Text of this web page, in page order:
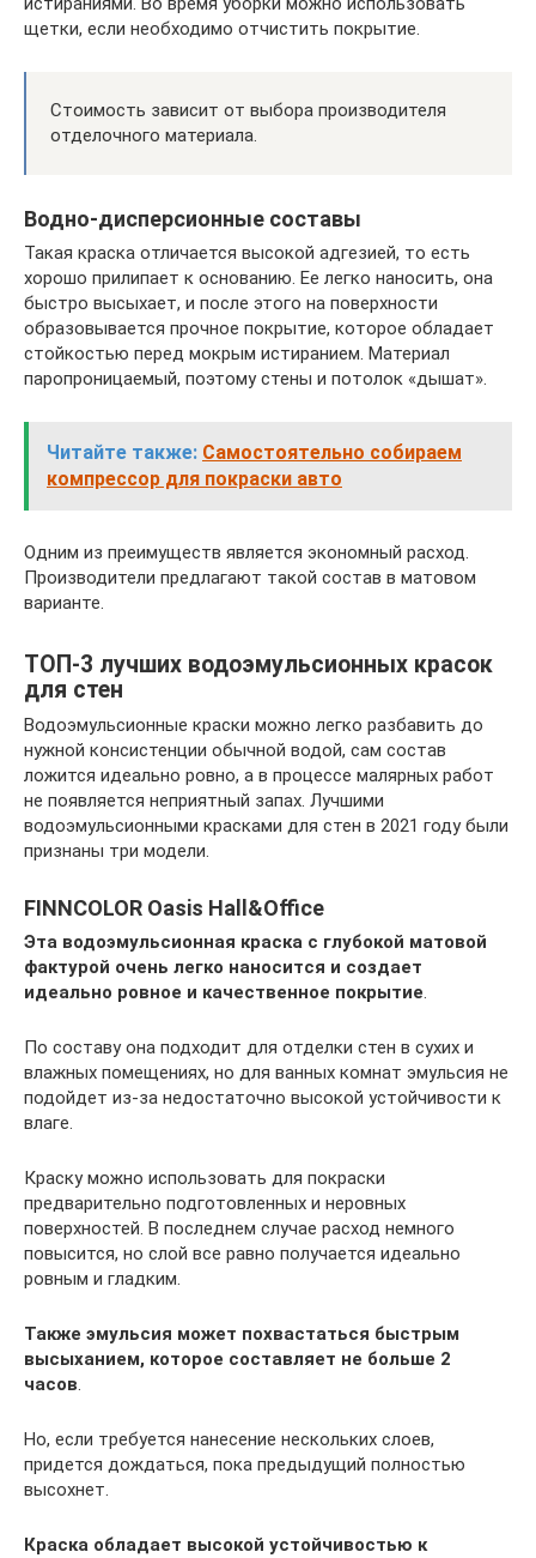
щетки, если необходимо отчистить покрытие.
Стоимость зависит от выбора производителя
отделочного материала.
Водно-дисперсионные составы
Такая краска отличается высокой адгезией, то есть
хорошо прилипает к основанию. Ее легко наносить, она
быстро высыхает, и после этого на поверхности
образовывается прочное покрытие, которое обладает
стойкостью перед мокрым истиранием. Материал
паропроницаемый, поэтому стены и потолок «дышат».
Читайте также: Самостоятельно собираем
компрессор для покраски авто
Одним из преимуществ является экономный расход.
Производители предлагают такой состав в матовом
варианте.
ТОП-3 лучших водоэмульсионных красок
для стен
Водоэмульсионные краски можно легко разбавить до
нужной консистенции обычной водой, сам состав
ложится идеально ровно, а в процессе малярных работ
не появляется неприятный запах. Лучшими
водоэмульсионными красками для стен в 2021 году были
признаны три модели.
FINNCOLOR Oasis Hall&Office
Эта водоэмульсионная краска с глубокой матовой
фактурой очень легко наносится и создает
идеально ровное и качественное покрытие.
По составу она подходит для отделки стен в сухих и
влажных помещениях, но для ванных комнат эмульсия не
подойдет из-за недостаточно высокой устойчивости к
влаге.
Краску можно использовать для покраски
предварительно подготовленных и неровных
поверхностей. В последнем случае расход немного
повысится, но слой все равно получается идеально
ровным и гладким.
Также эмульсия может похвастаться быстрым
высыханием, которое составляет не больше 2
часов.
Но, если требуется нанесение нескольких слоев,
придется дождаться, пока предыдущий полностью
высохнет.
Краска обладает высокой устойчивостью к